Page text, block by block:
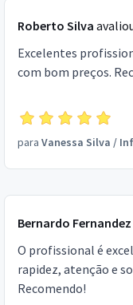
Roberto Silva
Excelentes
com bom preços.
para Vanessa Silva /
Bernardo Fernandez
O profissional é
rapidez, atenção e
Recomendo!